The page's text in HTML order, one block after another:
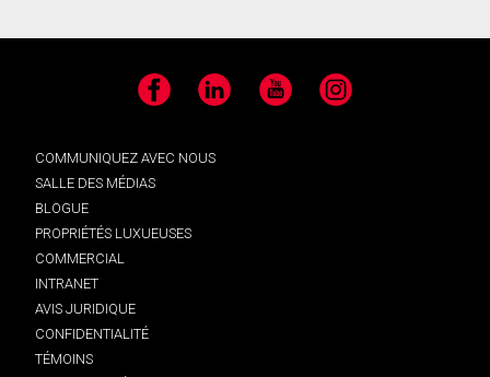
Facebook LinkedIn YouTube Instagram
COMMUNIQUEZ AVEC NOUS
SALLE DES MÉDIAS
BLOGUE
PROPRIÉTÉS LUXUEUSES
COMMERCIAL
INTRANET
AVIS JURIDIQUE
CONFIDENTIALITÉ
TÉMOINS